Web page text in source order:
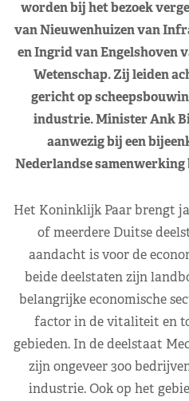
worden bij het bezoek
van Nieuwenhuizen van
en Ingrid van Engelshoven
Wetenschap. Zij leiden
gericht op
industrie. Minister Ank
aanwezig bij een
Nederlandse
Het Koninklijk Paar brengt
of meerdere Duitse
aandacht is voor de
beide deelstaten zijn
belangrijke economische
factor in de vitaliteit en
gebieden. In de deelstaat
zijn ongeveer 300
industrie. Ook op het